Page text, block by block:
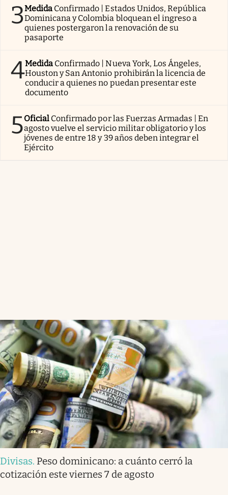
3Medida Confirmado | Estados Unidos, República
Dominicana y Colombia bloquean el ingreso a
quienes postergaron la renovación de su
pasaporte
4Medida Confirmado | Nueva York, Los Ángeles,
Houston y San Antonio prohibirán la licencia de
conducir a quienes no puedan presentar este
documento
5Oficial Confirmado por las Fuerzas Armadas | En
agosto vuelve el servicio militar obligatorio y los
jóvenes de entre 18 y 39 años deben integrar el
Ejército
Divisas. Peso dominicano: a cuánto cerró la
cotización este viernes 7 de agosto